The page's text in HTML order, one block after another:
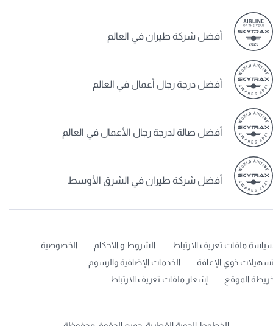
أفضل شركة طيران في العالم
أفضل درجة رجال أعمال في العالم
أفضل صالة لدرجة رجال الأعمال في العالم
أفضل شركة طيران في الشرق الأوسط
ملفات تعريف الارتباط الشروط و الأحكام
الخصوصية
ذوي الإعاقة
الخدمات الإضافية والرسوم
الموقع
إشعار ملفات تعريف الارتباط